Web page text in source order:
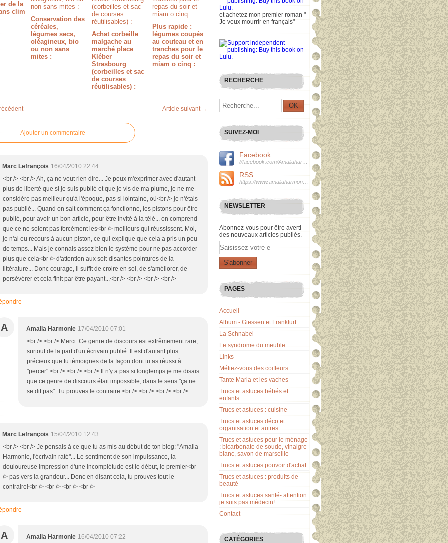
de la
clim
Conservation des
céréales,
légumes secs,
oléagineux, bio
ou non sans
mites :
Achat corbeille
malgache au
marché place
Kléber
Strasbourg
(corbeilles et sac
de courses
réutilisables) :
Plus rapide :
légumes coupés
au couteau et en
tranches pour le
repas du soir et
miam o cinq :
Article suivant →
Ajouter un commentaire
Marc Lefrançois 16/04/2010 22:44
<br /> <br /> Ah, ça ne veut rien dire... Je peux m'exprimer avec d'autant
plus de liberté que si je suis publié et que je vis de ma plume, je ne me
considère pas meilleur qu'à l'époque, pas si lointaine, où<br /> je n'étais
pas publié... Quand on sait comment ça fonctionne, les pistons pour être
publié, pour avoir un bon article, pour être invité à la télé... on comprend
que ce ne soient pas forcément les<br /> meilleurs qui réussissent. Moi,
je n'ai eu recours à aucun piston, ce qui explique que cela a pris un peu
de temps... Mais je connais assez bien le système pour ne pas accorder
plus que cela<br /> d'attention aux soit-disantes pointures de la
littérature... Donc courage, il suffit de croire en soi, de s'améliorer, de
persévérer et cela finit par être payant...<br /> <br /> <br /> <br />
A Amalia Harmonie 17/04/2010 07:01
<br /> <br /> Merci. Ce genre de discours est extrêmement rare,
surtout de la part d'un écrivain publié. Il est d'autant plus
précieux que tu témoignes de la façon dont tu as réussi à
"percer".<br /> <br /> <br /> Il n'y a pas si longtemps je me disais
que ce genre de discours était impossible, dans le sens "ça ne
se dit pas". Tu prouves le contraire.<br /> <br /> <br /> <br />
Marc Lefrançois 15/04/2010 12:43
<br /> <br /> Je pensais à ce que tu as mis au début de ton blog: "Amalia
Harmonie, l'écrivain raté"... Le sentiment de son impuissance, la
douloureuse impression d'une incomplétude est le début, le premier<br
/> pas vers la grandeur... Donc en disant cela, tu prouves tout le
contraire!<br /> <br /> <br /> <br />
A Amalia Harmonie 16/04/2010 07:22
et achetez mon premier roman "
Je veux mourrir en français"
RECHERCHE
SUIVEZ-MOI
Facebook
RSS
NEWSLETTER
Abonnez-vous pour être averti
des nouveaux articles publiés.
Email
PAGES
Accueil
Album - Giessen et Frankfurt
La Schnabel
Le syndrome du meuble
Links
Méfiez-vous des coiffeurs
Tante Maria et les vaches
Trucs et astuces bébés et
enfants
Trucs et astuces : cuisine
Trucs et astuces déco et
organisation et autres
Trucs et astuces pour le ménage
: bicarbonate de soude, vinaigre
blanc, savon de marseille
Trucs et astuces pouvoir d'achat
Trucs et astuces : produits de
beauté
Trucs et astuces santé- attention
je suis pas médecin!
Contact
CATÉGORIES